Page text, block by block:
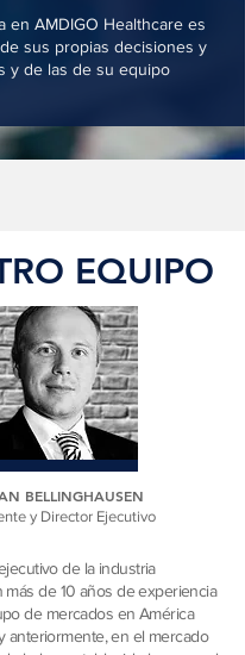
en AMDIGO Healthcare es
sus propias decisiones y
y de las de su equipo
EQUIPO
BELLINGHAUSEN
y Director Ejecutivo
de la industria
más de 10 años de experiencia
de mercados en América
anteriormente, en el mercado